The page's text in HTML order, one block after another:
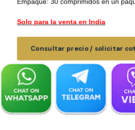
Solo para la venta en India
Consultar precio / solicitar